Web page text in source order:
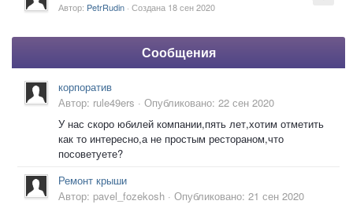
Автор: PetrRudin · Создана 18 сен 2020
Сообщения
корпоратив
Автор: rule49ers · Опубликовано: 22 сен 2020
У нас скоро юбилей компании,пять лет,хотим отметить
как то интересно,а не простым рестораном,что
посоветуете?
Ремонт крыши
Автор: pavel_fozekosh · Опубликовано: 21 сен 2020